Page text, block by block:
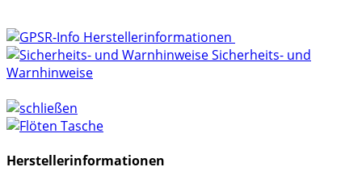
Herstellerinformationen
Sicherheits- und
Warnhinweise
Herstellerinformationen